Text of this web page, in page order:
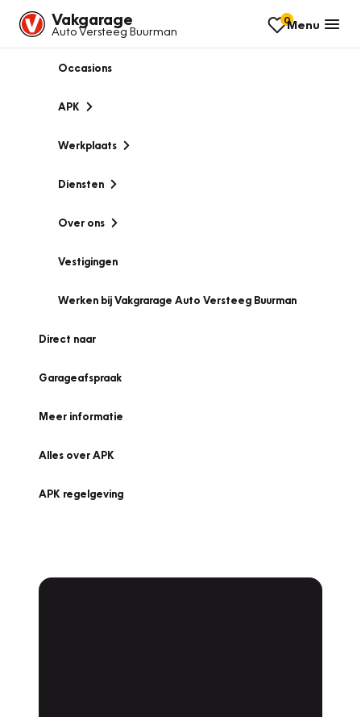
Vakgarage
Auto Versteeg Buurman
0Menu
Occasions
APK
Werkplaats
Diensten
Over ons
Vestigingen
Werken bij Vakgrarage Auto Versteeg Buurman
Direct naar
Garageafspraak
Meer informatie
Alles over APK
APK regelgeving